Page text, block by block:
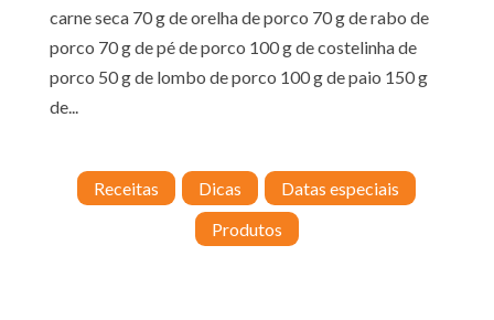
carne seca 70 g de orelha de porco 70 g de rabo de
porco 70 g de pé de porco 100 g de costelinha de
porco 50 g de lombo de porco 100 g de paio 150 g
de...
Receitas Dicas
Datas especiais
Produtos